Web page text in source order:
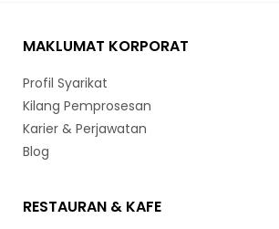
MAKLUMAT KORPORAT
Profil Syarikat
Kilang Pemprosesan
Karier & Perjawatan
Blog
RESTAURAN & KAFE